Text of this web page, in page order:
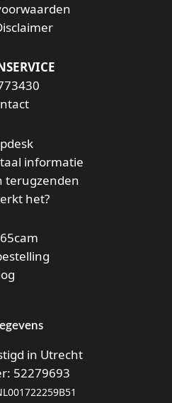
informatie
terugzenden
het?
in Utrecht
52279693